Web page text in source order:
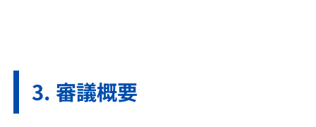
審議概要